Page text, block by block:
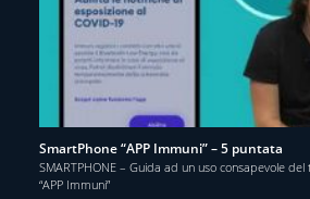
SmartPhone “APP Immuni” – 5 puntata
SMARTPHONE – Guida ad un uso consapevole
“APP Immuni”